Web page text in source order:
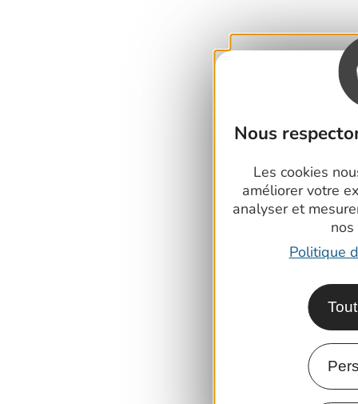
Nous
Les cookies
améliorer votre
analyser et
nos
Politique